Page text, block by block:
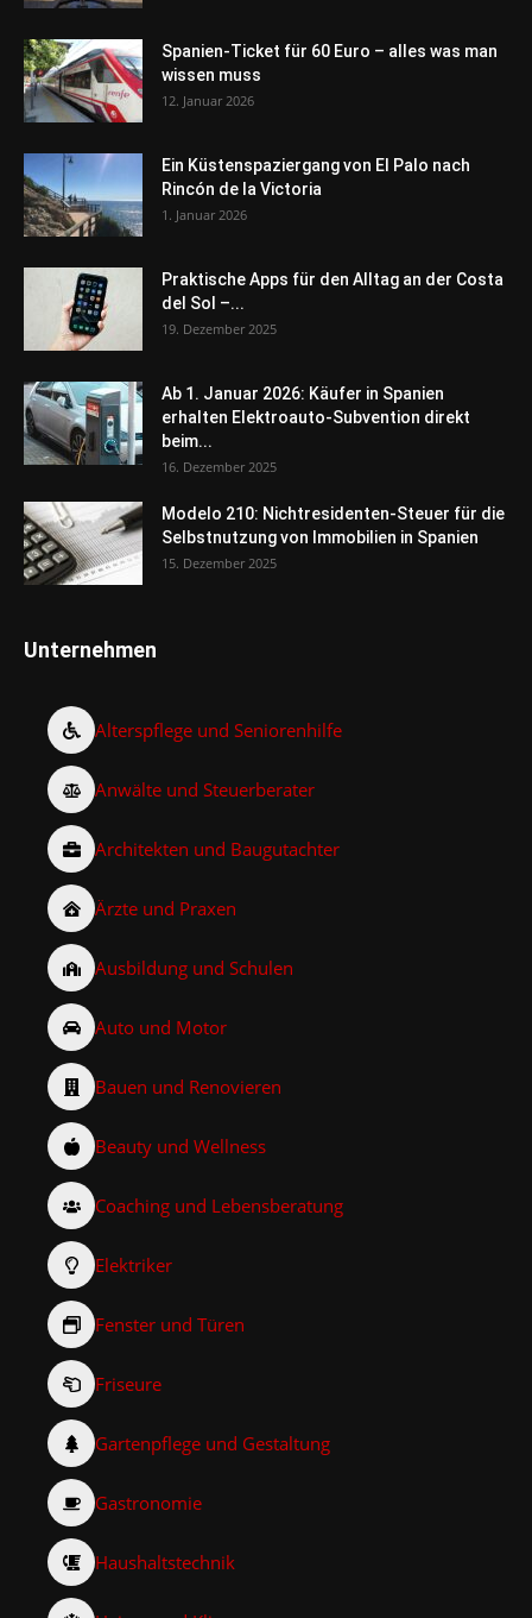
Spanien-Ticket für 60 Euro – alles was man
wissen muss
12. Januar 2026
Ein Küstenspaziergang von El Palo nach
Rincón de la Victoria
1. Januar 2026
Praktische Apps für den Alltag an der Costa
del Sol –...
19. Dezember 2025
Ab 1. Januar 2026: Käufer in Spanien
erhalten Elektroauto-Subvention direkt
beim...
16. Dezember 2025
Modelo 210: Nichtresidenten-Steuer für die
Selbstnutzung von Immobilien in Spanien
15. Dezember 2025
Unternehmen
Alterspflege und Seniorenhilfe
Anwälte und Steuerberater
Architekten und Baugutachter
Ärzte und Praxen
Ausbildung und Schulen
Auto und Motor
Bauen und Renovieren
Beauty und Wellness
Coaching und Lebensberatung
Elektriker
Fenster und Türen
Friseure
Gartenpflege und Gestaltung
Gastronomie
Haushaltstechnik